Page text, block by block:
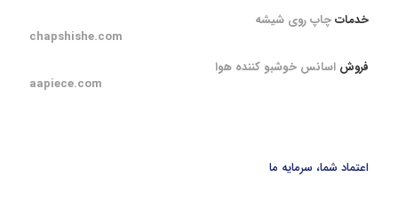
خدماتچاپ روی شیشه
chapshishe.com
فروش اسانس خوشبو کننده هوا
aapiece.com
اعتماد شما، سرمایه ما